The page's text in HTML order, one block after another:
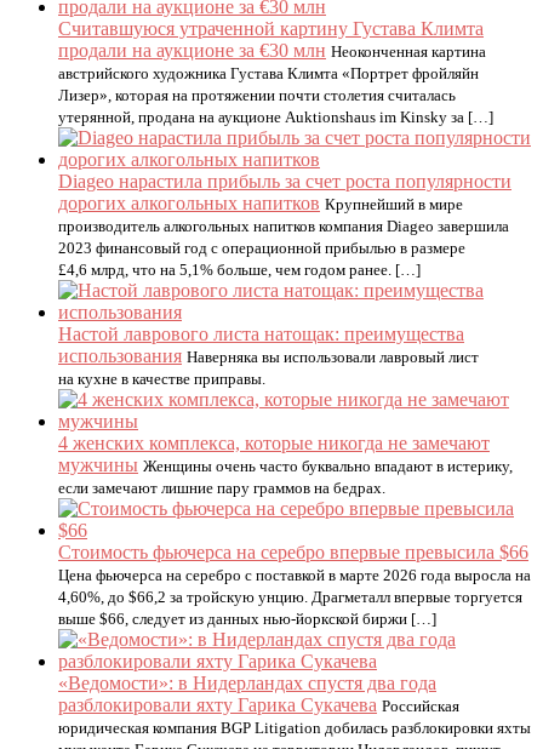
Считавшуюся утраченной картину Густава Климта
продали на аукционе за €30 млн Неоконченная картина
австрийского художника Густава Климта «Портрет фройляйн
Лизер», которая на протяжении почти столетия считалась
утерянной, продана на аукционе Auktionshaus im Kinsky за […]
Diageo нарастила прибыль за счет роста популярности
дорогих алкогольных напитков Крупнейший в мире
производитель алкогольных напитков компания Diageo завершила
2023 финансовый год с операционной прибылью в размере
£4,6 млрд, что на 5,1% больше, чем годом ранее. […]
Настой лаврового листа натощак: преимущества
использования Наверняка вы использовали лавровый лист
на кухне в качестве приправы.
4 женских комплекса, которые никогда не замечают
мужчины Женщины очень часто буквально впадают в истерику,
если замечают лишние пару граммов на бедрах.
Стоимость фьючерса на серебро впервые превысила $66
Цена фьючерса на серебро с поставкой в марте 2026 года выросла на
4,60%, до $66,2 за тройскую унцию. Драгметалл впервые торгуется
выше $66, следует из данных нью-йоркской биржи […]
«Ведомости»: в Нидерландах спустя два года
разблокировали яхту Гарика Сукачева Российская
юридическая компания BGP Litigation добилась разблокировки яхты